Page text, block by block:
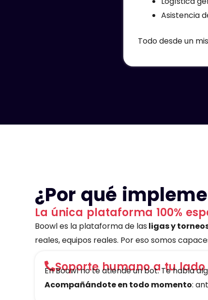
Asistencia
Todo desde un
¿Por qué
La única plataforma 100%
Boowl es la plataforma de las ligas y
reales, equipos reales. Por eso somos
Soporte humano a tu lado
En Boowl no te atiende un bot. Te habla
Acompañándote en todo momento: